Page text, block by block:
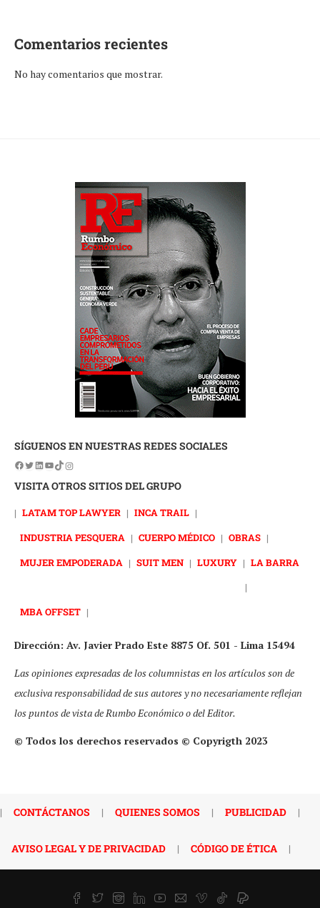
Comentarios recientes
No hay comentarios que mostrar.
SÍGUENOS EN NUESTRAS REDES SOCIALES
VISITA OTROS SITIOS DEL GRUPO
| LATAM TOP LAWYER | INCA TRAIL |
INDUSTRIA PESQUERA | CUERPO MÉDICO | OBRAS |
MUJER EMPODERADA | SUIT MEN | LUXURY | LA BARRA
|
MBA OFFSET |
Dirección: Av. Javier Prado Este 8875 Of. 501 - Lima 15494
Las opiniones expresadas de los columnistas en los artículos son de
exclusiva responsabilidad de sus autores y no necesariamente reflejan
los puntos de vista de Rumbo Económico o del Editor.
© Todos los derechos reservados © Copyrigth 2023
| CONTÁCTANOS | QUIENES SOMOS | PUBLICIDAD |
AVISO LEGAL Y DE PRIVACIDAD | CÓDIGO DE ÉTICA |